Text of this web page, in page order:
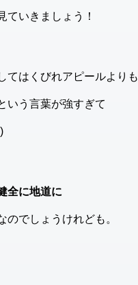
ていきましょう！
てはくびれアピールよりも
いう言葉が強すぎて
全に地道に
のでしょうけれども。